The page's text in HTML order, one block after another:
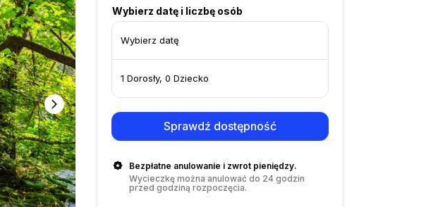
Wybierz datę i liczbę osób
Wybierz datę
1 Dorosły, 0 Dziecko
Sprawdź dostępność
Bezpłatne anulowanie i zwrot pieniędzy.
Wycieczkę można anulować do 24 godzin
przed godziną rozpoczęcia.